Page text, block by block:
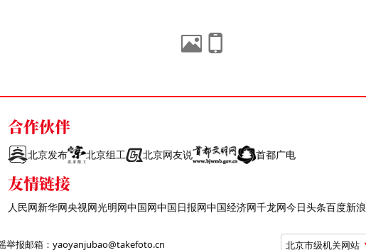
合作伙伴
北京发布 北京组工 北京网友说 首都广电
友情链接
人民网新华网央视网光明网中国网中国日报网中国经济网千龙网今日头条百度新浪
举报邮箱：yaoyanjubao@takefoto.cn 北京市级机关网站